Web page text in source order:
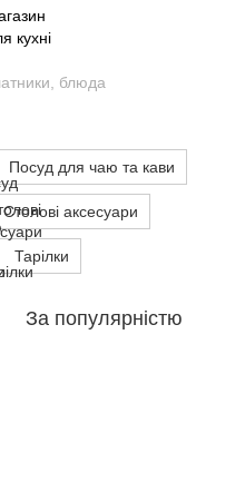
блюда
Посуд для чаю та кави
Столові аксесуари
Тарілки
За популярністю